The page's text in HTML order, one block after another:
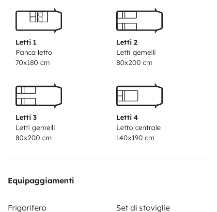
Letti 1
Panca letto
70x180 cm
Letti 2
Letti gemelli
80x200 cm
Letti 3
Letti gemelli
80x200 cm
Letti 4
Letto centrale
140x190 cm
Equipaggiamenti
Frigorifero
Set di stoviglie